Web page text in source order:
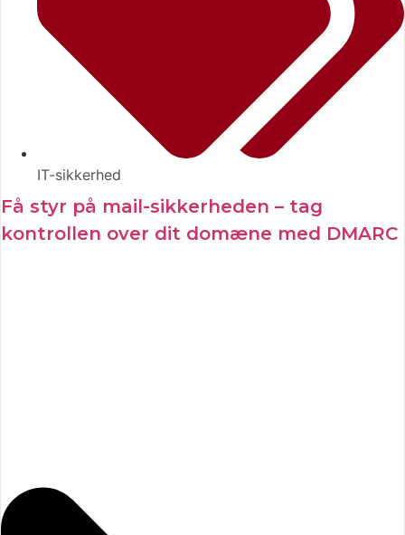
IT-sikkerhed
Få styr på mail-sikkerheden – tag
kontrollen over dit domæne med DMARC